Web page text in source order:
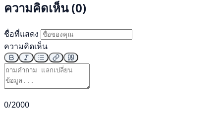
ความคิดเห็น (0)
ชื่อที่แสดง
ความคิดเห็น
0/2000